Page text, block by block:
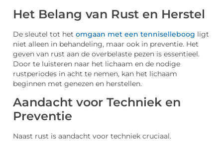
Het Belang van Rust en Herstel
De sleutel tot het omgaan met een tenniselleboog ligt
niet alleen in behandeling, maar ook in preventie. Het
geven van rust aan de overbelaste pezen is essentieel.
Door te luisteren naar het lichaam en de nodige
rustperiodes in acht te nemen, kan het lichaam
beginnen met genezen en herstellen.
Aandacht voor Techniek en
Preventie
Naast rust is aandacht voor techniek cruciaal.